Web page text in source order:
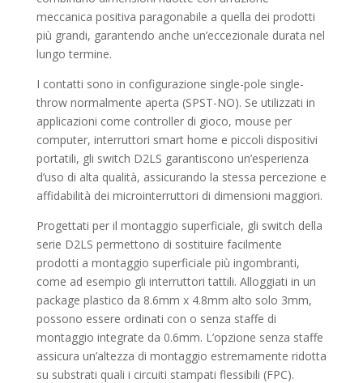
meccanica positiva paragonabile a quella dei prodotti
più grandi, garantendo anche un’eccezionale durata nel
lungo termine.
I contatti sono in configurazione single-pole single-
throw normalmente aperta (SPST-NO). Se utilizzati in
applicazioni come controller di gioco, mouse per
computer, interruttori smart home e piccoli dispositivi
portatili, gli switch D2LS garantiscono un’esperienza
d’uso di alta qualità, assicurando la stessa percezione e
affidabilità dei microinterruttori di dimensioni maggiori.
Progettati per il montaggio superficiale, gli switch della
serie D2LS permettono di sostituire facilmente
prodotti a montaggio superficiale più ingombranti,
come ad esempio gli interruttori tattili. Alloggiati in un
package plastico da 8.6mm x 4.8mm alto solo 3mm,
possono essere ordinati con o senza staffe di
montaggio integrate da 0.6mm. L’opzione senza staffe
assicura un’altezza di montaggio estremamente ridotta
su substrati quali i circuiti stampati flessibili (FPC).